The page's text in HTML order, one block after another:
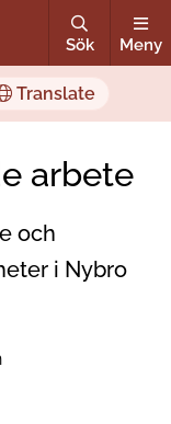
Sök Meny
Translate
arbete
och
i Nybro